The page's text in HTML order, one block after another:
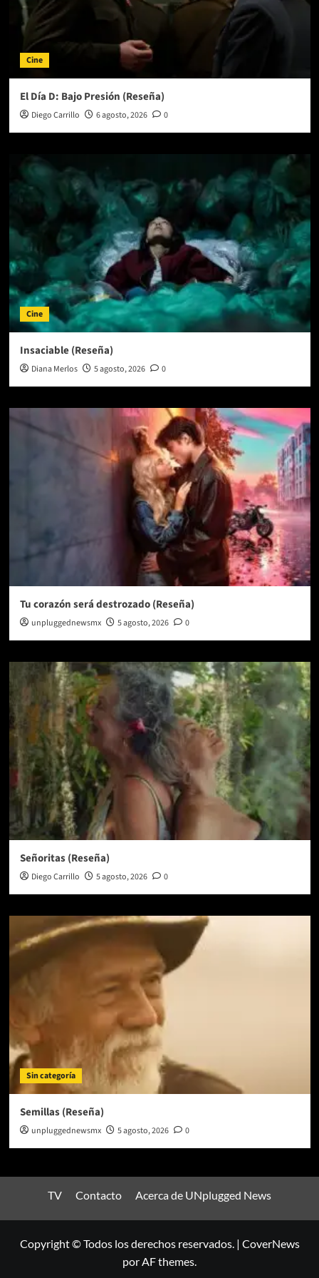
Cine
El Día D: Bajo Presión (Reseña)
Diego Carrillo 6 agosto, 2026 0
Cine
Insaciable (Reseña)
Diana Merlos 5 agosto, 2026 0
Tu corazón será destrozado (Reseña)
unpluggednewsmx 5 agosto, 2026 0
Señoritas (Reseña)
Diego Carrillo 5 agosto, 2026 0
Sin categoría
Semillas (Reseña)
unpluggednewsmx 5 agosto, 2026 0
TV Contacto Acerca de UNplugged News
Copyright © Todos los derechos reservados. | CoverNews
por AF themes.